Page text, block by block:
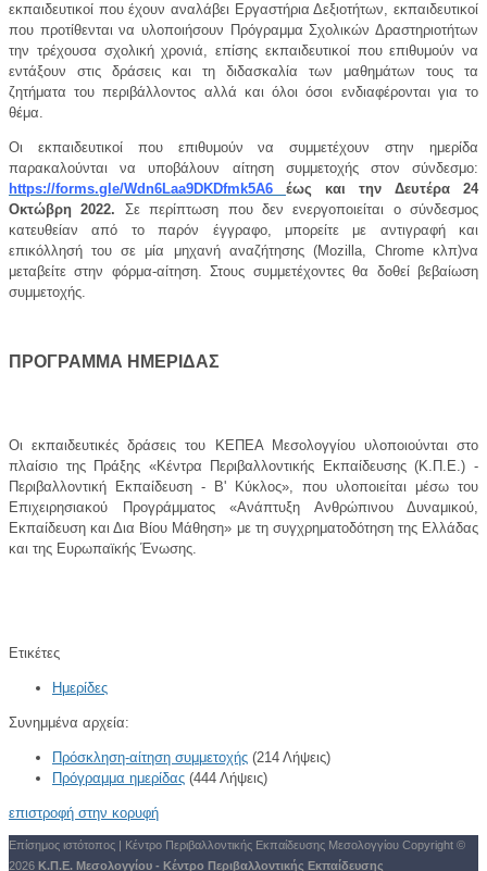
εκπαιδευτικοί που έχουν αναλάβει Εργαστήρια Δεξιοτήτων, εκπαιδευτικοί
που προτίθενται να υλοποιήσουν Πρόγραμμα Σχολικών Δραστηριοτήτων
την τρέχουσα σχολική χρονιά, επίσης εκπαιδευτικοί που επιθυμούν να
εντάξουν στις δράσεις και τη διδασκαλία των μαθημάτων τους τα
ζητήματα του περιβάλλοντος αλλά και όλοι όσοι ενδιαφέρονται για το
θέμα.
Οι εκπαιδευτικοί που επιθυμούν να συμμετέχουν στην ημερίδα
παρακαλούνται να υποβάλουν αίτηση συμμετοχής στον σύνδεσμο:
https://forms.gle/Wdn6Laa9DKDfmk5A6
έως και την Δευτέρα 24
Οκτώβρη 2022. Σε περίπτωση που δεν ενεργοποιείται ο σύνδεσμος
κατευθείαν από το παρόν έγγραφο, μπορείτε με αντιγραφή και
επικόλλησή του σε μία μηχανή αναζήτησης (Mozilla, Chrome κλπ)να
μεταβείτε στην φόρμα-αίτηση. Στους συμμετέχοντες θα δοθεί βεβαίωση
συμμετοχής.
ΠΡΟΓΡΑΜΜΑ ΗΜΕΡΙΔΑΣ
Οι εκπαιδευτικές δράσεις του ΚΕΠΕΑ Μεσολογγίου υλοποιούνται στο
πλαίσιο της Πράξης «Κέντρα Περιβαλλοντικής Εκπαίδευσης (Κ.Π.Ε.) -
Περιβαλλοντική Εκπαίδευση - B' Κύκλος», που υλοποιείται μέσω του
Επιχειρησιακού Προγράμματος «Ανάπτυξη Ανθρώπινου Δυναμικού,
Εκπαίδευση και Δια Βίου Μάθηση» με τη συγχρηματοδότηση της Ελλάδας
και της Ευρωπαϊκής Ένωσης.
Ετικέτες
Ημερίδες
Συνημμένα αρχεία:
Πρόσκληση-αίτηση συμμετοχής (214 Λήψεις)
Πρόγραμμα ημερίδας (444 Λήψεις)
επιστροφή στην κορυφή
Επίσημος ιστότοπος | Κέντρο Περιβαλλοντικής Εκπαίδευσης Μεσολογγίου Copyright ©
2026 Κ.Π.Ε. Μεσολογγίου - Κέντρο Περιβαλλοντικής Εκπαίδευσης